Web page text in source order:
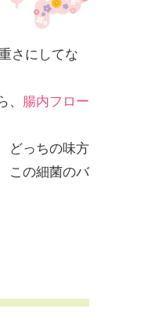
さにしてな
腸内フロー
どっちの味方
この細菌のバ